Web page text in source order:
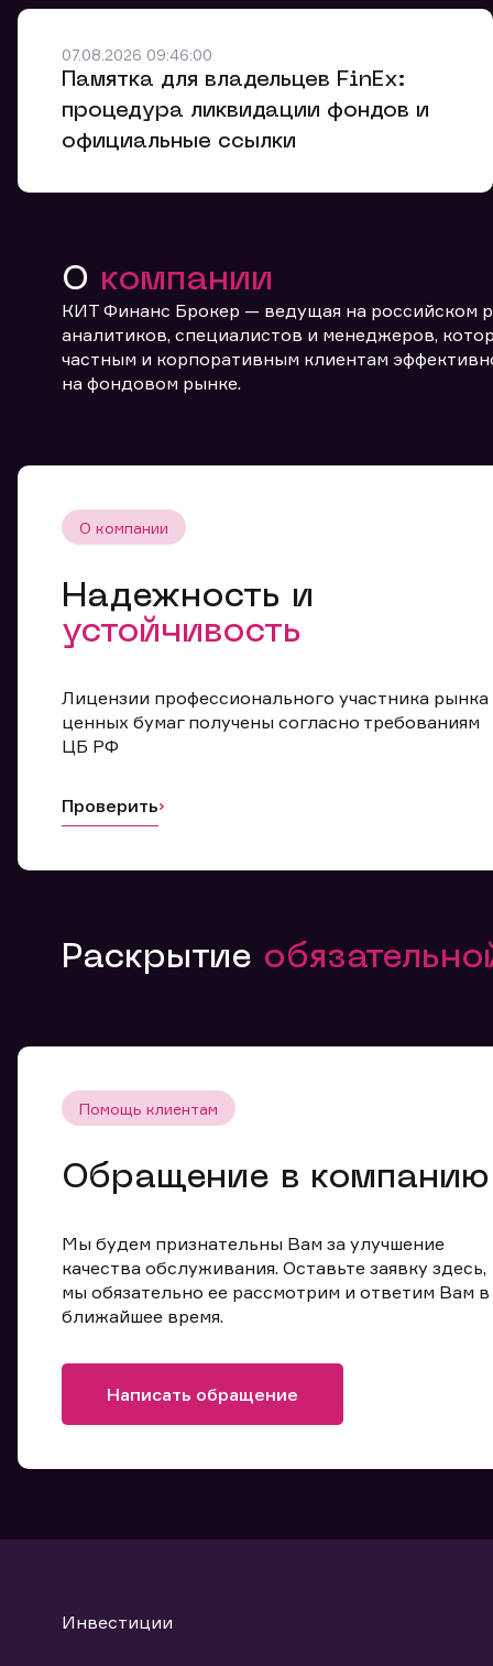
07.08.2026 09:46:00
Памятка для владельцев FinEx:
процедура ликвидации фондов и
официальные ссылки
О компании
КИТ Финанс Брокер — ведущая на российском
аналитиков, специалистов и менеджеров,
частным и корпоративным клиентам
на фондовом рынке.
О компании
Надежность и
устойчивость
Лицензии профессионального участника рынка
ценных бумаг получены согласно требованиям
ЦБ РФ
Проверить
Раскрытие
Помощь клиентам
Обращение в компанию
Мы будем признательны Вам за улучшение
качества обслуживания. Оставьте заявку здесь,
мы обязательно ее рассмотрим и ответим Вам в
ближайшее время.
Написать обращение
Инвестиции
Ваше